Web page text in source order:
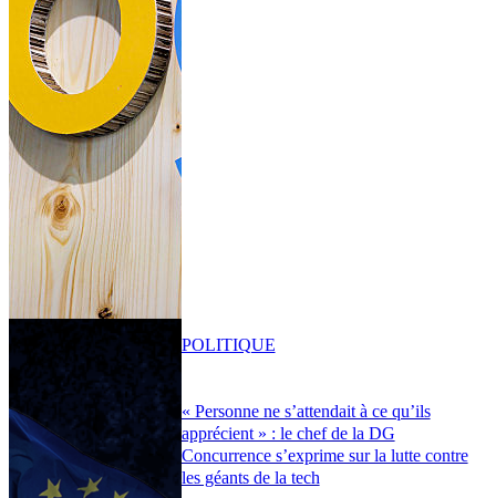
« Personne ne s’attendait à ce qu’ils
apprécient » : le chef de la DG
Concurrence s’exprime sur la lutte contre
les géants de la tech
POLITIQUE